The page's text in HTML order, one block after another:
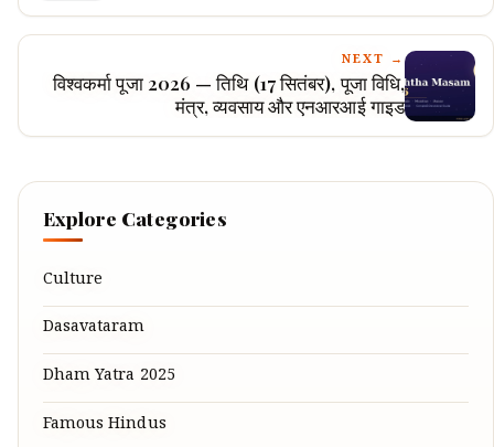
NEXT →
विश्वकर्मा पूजा 2026 — तिथि (17 सितंबर), पूजा विधि,
मंत्र, व्यवसाय और एनआरआई गाइड
Explore Categories
Culture
Dasavataram
Dham Yatra 2025
Famous Hindus